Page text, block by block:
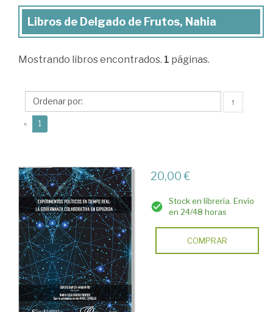
Libros
Delgado
Frutos,
Nahia
Libros de Delgado de Frutos, Nahia
Mostrando libros encontrados. 1 páginas.
↑
« 1
20,00 €
Stock en librería. Envío
en 24/48 horas
COMPRAR